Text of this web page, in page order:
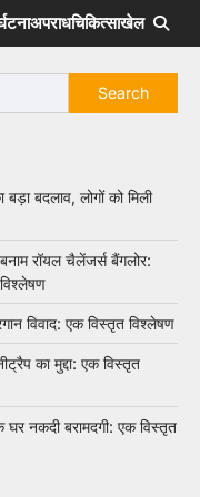
अपराधचिकित्साखेल
Search
बदलाव, लोगों को मिली
रॉयल चैलेंजर्स बैंगलोर:
विवाद: एक विस्तृत विश्लेषण
का मुद्दा: एक विस्तृत
घर नकदी बरामदगी: एक विस्तृत